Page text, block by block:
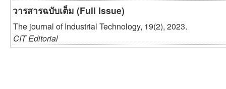
วารสารฉบับเต็ม (Full Issue)
The journal of Industrial Technology, 19(2), 2023.
CIT Editorial